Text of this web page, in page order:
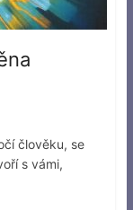
člověku, se
s vámi,